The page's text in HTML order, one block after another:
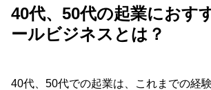
40代、50代の起業におす
ールビジネスとは？
40代、50代での起業は、これまでの経